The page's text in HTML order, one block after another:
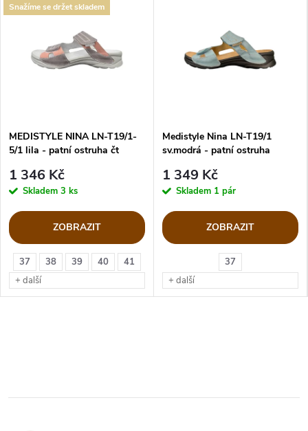
Snažíme se držet skladem
37 38 39 40
41
+ další
MEDISTYLE NINA LN-T19/1-
5/1 lila - patní ostruha čt
1 346 Kč
Skladem 3 ks
ZOBRAZIT
37
+ další
Medistyle Nina LN-T19/1
sv.modrá - patní ostruha
1 349 Kč
Skladem 1 pár
ZOBRAZIT